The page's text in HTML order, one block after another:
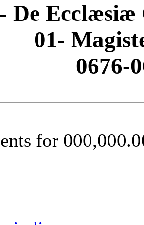
De
01-
0676-
for